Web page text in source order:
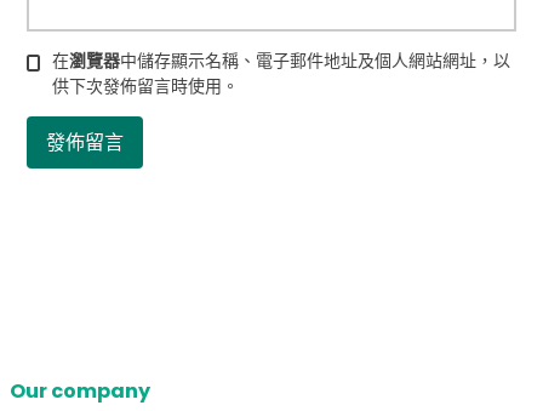
在瀏覽器中儲存顯示名稱、電子郵件地址及個人網站網址，以
供下次發佈留言時使用。
Our company